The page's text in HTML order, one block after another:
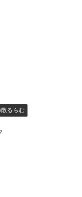
るらむ